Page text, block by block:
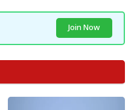
Join Now